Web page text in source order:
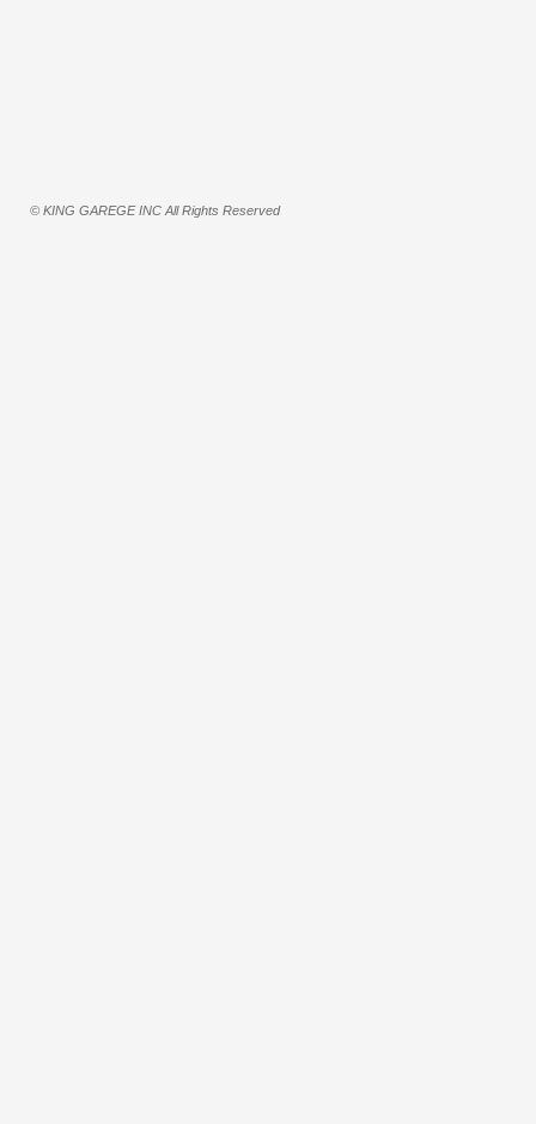
© KING GAREGE INC All Rights Reserved